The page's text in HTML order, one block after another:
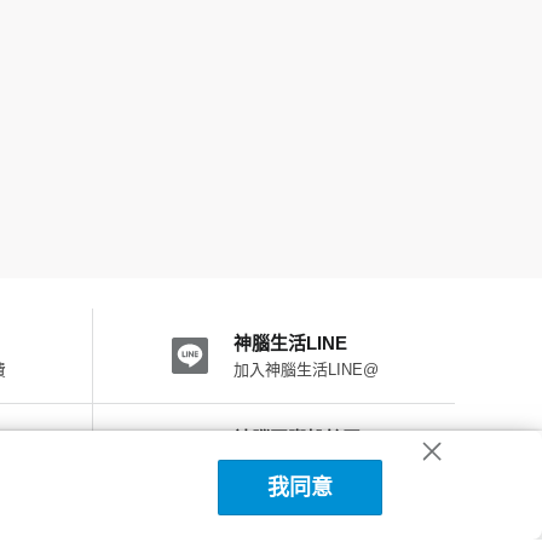
神腦生活LINE
加入神腦生活LINE@
加入FB粉絲團
我同意